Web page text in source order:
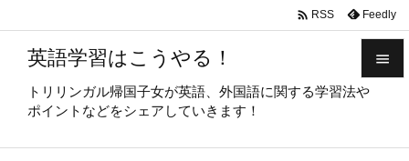
英語学習はこうやる！
トリリンガル帰国子女が英語、外国語に関する学習法や
ポイントなどをシェアしていきます！


 RSS Feedly